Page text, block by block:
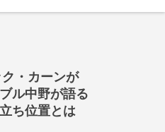
・カーンが
ル中野が語る
ち位置とは